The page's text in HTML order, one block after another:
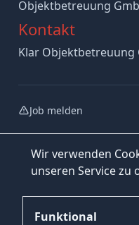
Wir verwenden
unseren Service zu
Funktional
Objektbetreuung
Kontakt
Klar Objektbetreuung
Job melden